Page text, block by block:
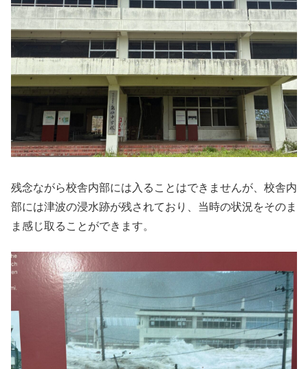
残念ながら校舎内部には入ることはできませんが、校舎内
部には津波の浸水跡が残されており、当時の状況をそのま
ま感じ取ることができます。